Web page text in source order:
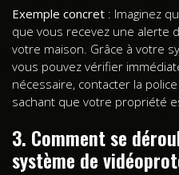
Exemple concret : Imaginez
que vous recevez une alerte
votre maison. Grâce à votre
vous pouvez vérifier
nécessaire, contacter la
sachant que votre propriété
3. Comment se
système de